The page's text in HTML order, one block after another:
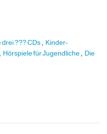
drei ??? CDs
Kinder-
Hörspiele für Jugendliche
Die